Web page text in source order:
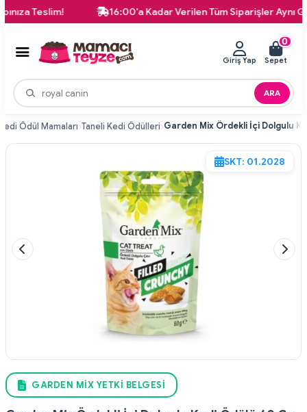
Teslim! 16:00'a Kadar Verilen Tüm Siparişler Aynı Gün
ARA
Giriş Yap
0
Sepet
Ödül Mamaları Taneli Kedi Ödülleri
SKT: 01.2028
GARDEN MIX YETKI BELGESI